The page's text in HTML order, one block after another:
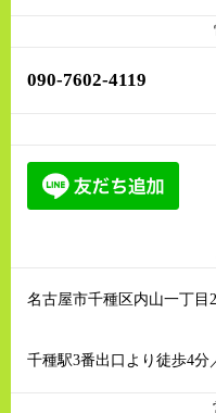
090-7602-4119
名古屋市千種区内山一丁目
千種駅3番出口より徒歩4分